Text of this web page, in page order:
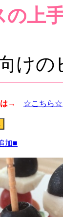
上
け
→ ☆こちら☆
加■